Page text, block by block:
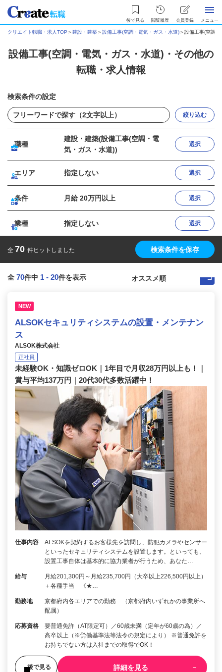
後で見る 閲覧履歴 会員登録 メニュー
クリエイト転職・求人TOP ＞建設・建築＞設備工事(空調・電気・ガス・水道)＞設備工事(空調
設備工事(空調・電気・ガス・水道)・その他の
転職・求人情報
検索条件の設定
絞り込む
職種
建設・建築(設備工事(空調・電
気・ガス・水道))
選択
エリア 指定しない 選択
条件 月給 20万円以上 選択
業種 指定しない 選択
全 70 件ヒットしました 検索条件を保存
全 70件中 1 - 20件を表示
NEW
ALSOKセキュリティシステムの設置・メンテナン
ス
ALSOK株式会社
正社員
未経験OK・知識ゼロOK｜1年目で月収28万円以上も！｜
賞与平均137万円｜20代30代多数活躍中！
仕事内容
ALSOKを契約するお客様先を訪問し、防犯カメラやセンサー
といったセキュリティシステムを設置します。といっても、
設置工事自体は基本的に協力業者が行うため、あなた…
給与
月給201,300円～月給235,700円（大卒以上226,500円以上）
＋各種手当 《★…
勤務地
京都府内各エリアでの勤務 （京都府内いずれかの事業所へ
配属）
応募資格
要普通免許（AT限定可）／60歳未満（定年が60歳の為）／
高卒以上（※労働基準法等法令の規定により） ※普通免許を
お持ちでない方は入社までの取得でOK！
後で見る 詳細を見る